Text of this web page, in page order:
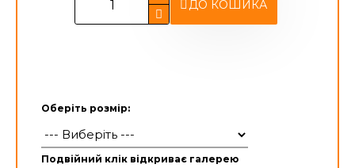
ДО КОШИКА
Оберіть розмір:
Подвійний клік відкриває галерею